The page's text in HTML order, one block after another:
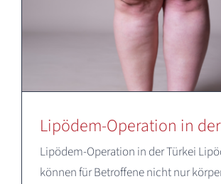
Lipödem-Operation in
Lipödem-Operation in der Türkei
können für Betroffene nicht nur